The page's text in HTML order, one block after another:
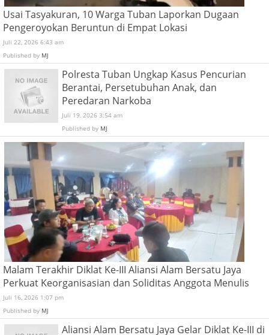
Usai Tasyakuran, 10 Warga Tuban Laporkan Dugaan
Pengeroyokan Beruntun di Empat Lokasi
Juli 22, 2026 6:43 am
Published by MJ
Polresta Tuban Ungkap Kasus Pencurian
Berantai, Persetubuhan Anak, dan
Peredaran Narkoba
Juli 19, 2026 3:54 am
Published by MJ
Malam Terakhir Diklat Ke-III Aliansi Alam Bersatu Jaya
Perkuat Keorganisasian dan Soliditas Anggota Menulis
Juli 16, 2026 1:07 pm
Published by MJ
Aliansi Alam Bersatu Jaya Gelar Diklat Ke-III di